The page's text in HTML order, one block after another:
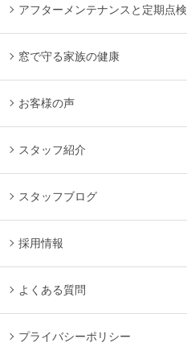
アフターメンテナンスと定期点検
窓で守る家族の健康
お客様の声
スタッフ紹介
スタッフブログ
採用情報
よくある質問
プライバシーポリシー